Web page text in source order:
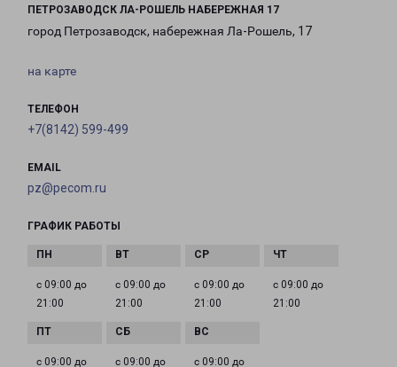
ПЕТРОЗАВОДСК ЛА-РОШЕЛЬ НАБЕРЕЖНАЯ 17
город Петрозаводск, набережная Ла-Рошель, 17
на карте
ТЕЛЕФОН
+7(8142) 599-499
EMAIL
pz@pecom.ru
ГРАФИК РАБОТЫ
с 09:00 до
21:00
с 09:00 до
21:00
с 09:00 до
21:00
с 09:00 до
21:00
с 09:00 до
с 09:00 до
с 09:00 до